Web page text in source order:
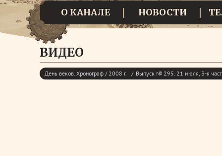
О КАНАЛЕ НОВОСТИ
ВИДЕО
День веков. Хронограф / 2008 г. Выпуск № 295. 21 июля, 3-я